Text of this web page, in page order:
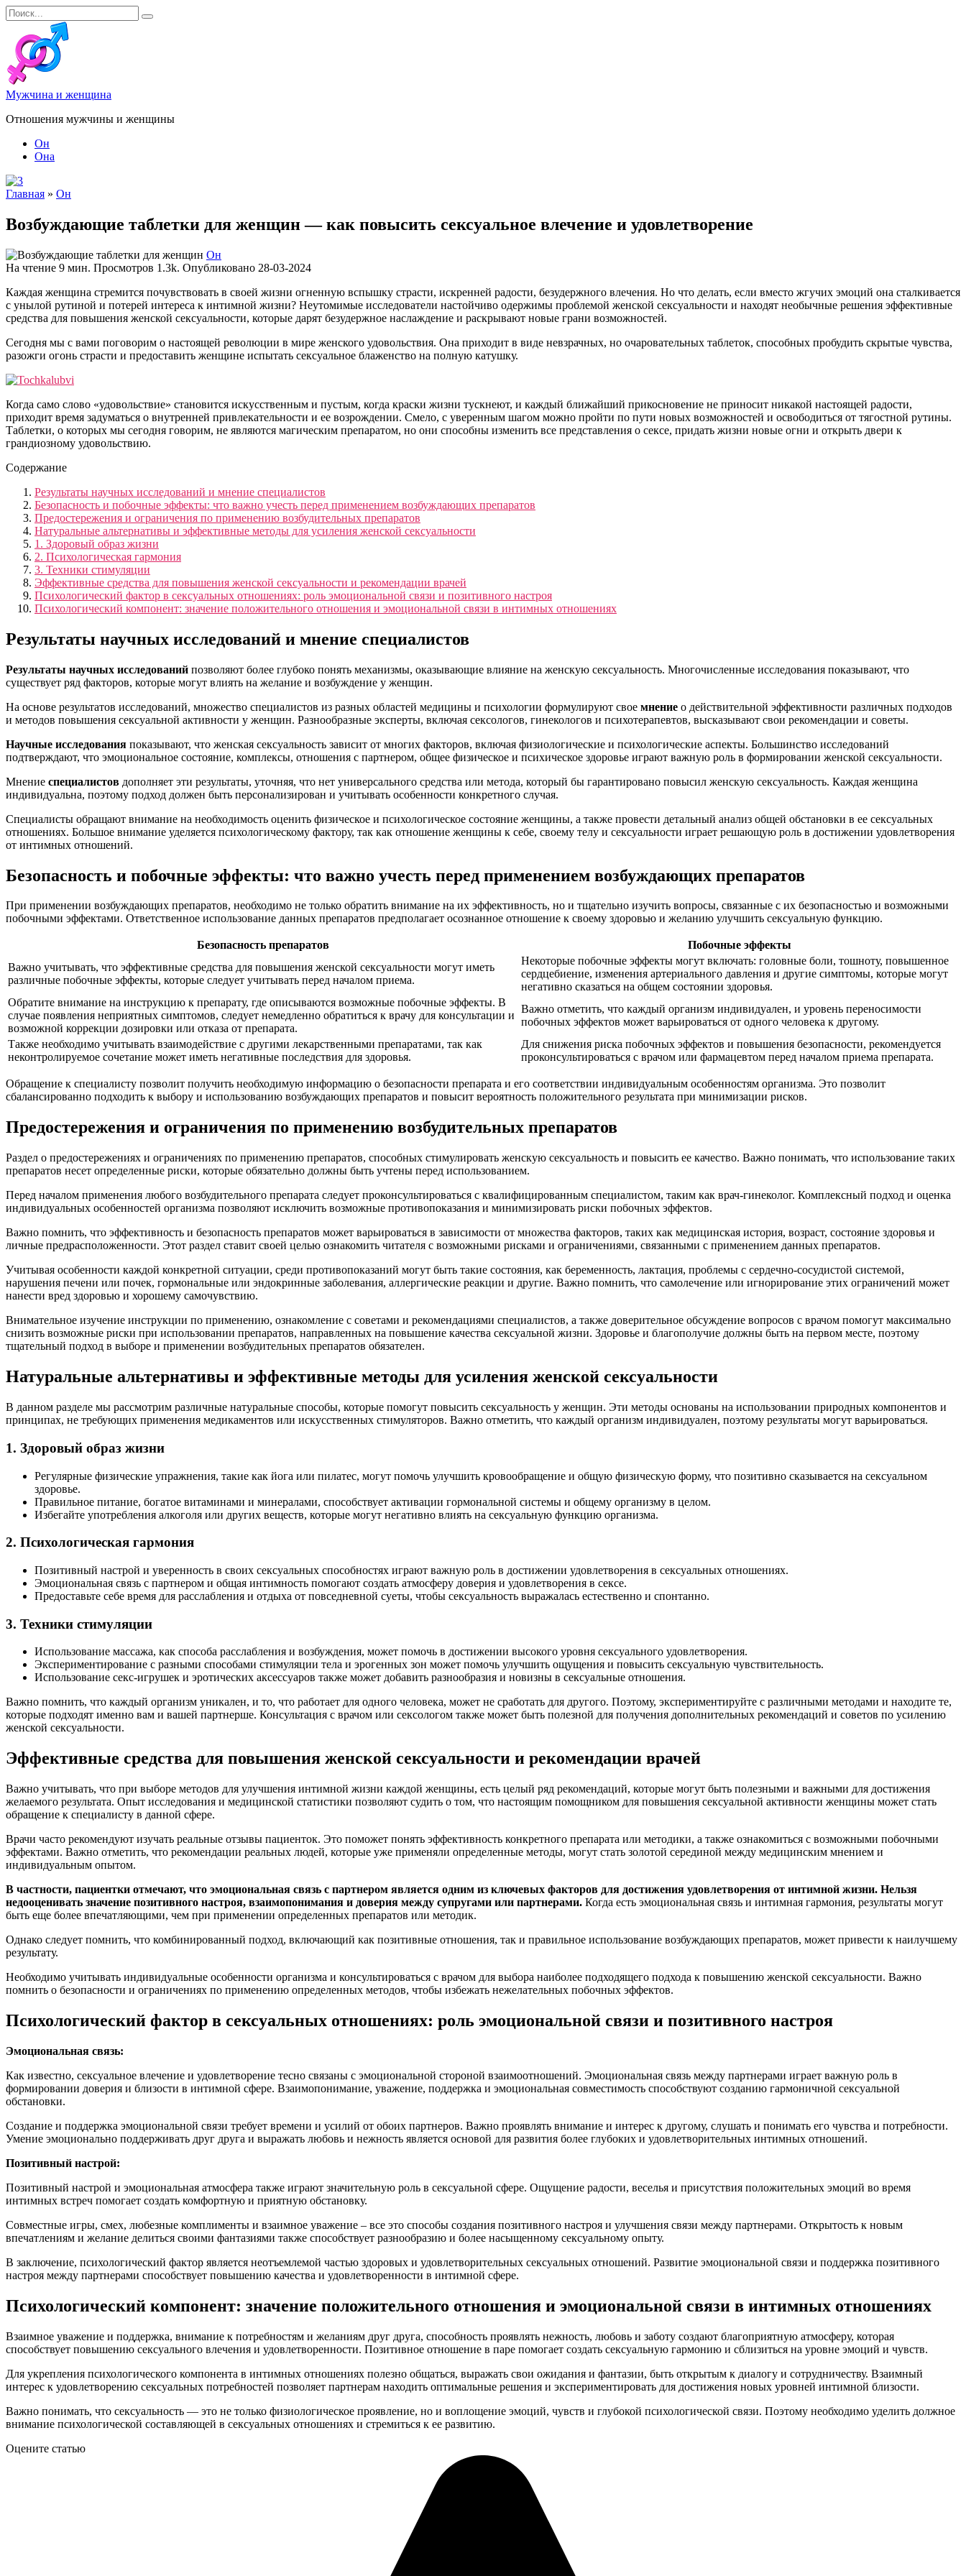
Перейти
к
содержанию
Search
for:
Мужчина и женщина
Отношения мужчины и женщины
Он
Она
Главная » Он
Возбуждающие таблетки для женщин — как повысить сексуальное влечение и удовлетворение
Он
На чтение 9 мин. Просмотров 1.3k. Опубликовано 28-03-2024
Каждая женщина стремится почувствовать в своей жизни огненную вспышку страсти, искренней радости, безудержного влечения. Но что делать, если вместо жгучих эмоций она сталкивается
с унылой рутиной и потерей интереса к интимной жизни? Неутомимые исследователи настойчиво одержимы проблемой женской сексуальности и находят необычные решения эффективные
средства для повышения женской сексуальности, которые дарят безудержное наслаждение и раскрывают новые грани возможностей.
Сегодня мы с вами поговорим о настоящей революции в мире женского удовольствия. Она приходит в виде невзрачных, но очаровательных таблеток, способных пробудить скрытые чувства,
разожги огонь страсти и предоставить женщине испытать сексуальное блаженство на полную катушку.
Когда само слово «удовольствие» становится искусственным и пустым, когда краски жизни тускнеют, и каждый ближайший прикосновение не приносит никакой настоящей радости,
приходит время задуматься о внутренней привлекательности и ее возрождении. Смело, с уверенным шагом можно пройти по пути новых возможностей и освободиться от тягостной рутины.
Таблетки, о которых мы сегодня говорим, не являются магическим препаратом, но они способны изменить все представления о сексе, придать жизни новые огни и открыть двери к
грандиозному удовольствию.
Содержание
Результаты научных исследований и мнение специалистов
Безопасность и побочные эффекты: что важно учесть перед применением возбуждающих препаратов
Предостережения и ограничения по применению возбудительных препаратов
Натуральные альтернативы и эффективные методы для усиления женской сексуальности
1. Здоровый образ жизни
2. Психологическая гармония
3. Техники стимуляции
Эффективные средства для повышения женской сексуальности и рекомендации врачей
Психологический фактор в сексуальных отношениях: роль эмоциональной связи и позитивного настроя
Психологический компонент: значение положительного отношения и эмоциональной связи в интимных отношениях
Результаты научных исследований и мнение специалистов
Результаты научных исследований позволяют более глубоко понять механизмы, оказывающие влияние на женскую сексуальность. Многочисленные исследования показывают, что
существует ряд факторов, которые могут влиять на желание и возбуждение у женщин.
На основе результатов исследований, множество специалистов из разных областей медицины и психологии формулируют свое мнение о действительной эффективности различных подходов
и методов повышения сексуальной активности у женщин. Разнообразные эксперты, включая сексологов, гинекологов и психотерапевтов, высказывают свои рекомендации и советы.
Научные исследования показывают, что женская сексуальность зависит от многих факторов, включая физиологические и психологические аспекты. Большинство исследований
подтверждают, что эмоциональное состояние, комплексы, отношения с партнером, общее физическое и психическое здоровье играют важную роль в формировании женской сексуальности.
Мнение специалистов дополняет эти результаты, уточняя, что нет универсального средства или метода, который бы гарантировано повысил женскую сексуальность. Каждая женщина
индивидуальна, поэтому подход должен быть персонализирован и учитывать особенности конкретного случая.
Специалисты обращают внимание на необходимость оценить физическое и психологическое состояние женщины, а также провести детальный анализ общей обстановки в ее сексуальных
отношениях. Большое внимание уделяется психологическому фактору, так как отношение женщины к себе, своему телу и сексуальности играет решающую роль в достижении удовлетворения
от интимных отношений.
Безопасность и побочные эффекты: что важно учесть перед применением возбуждающих препаратов
При применении возбуждающих препаратов, необходимо не только обратить внимание на их эффективность, но и тщательно изучить вопросы, связанные с их безопасностью и возможными
побочными эффектами. Ответственное использование данных препаратов предполагает осознанное отношение к своему здоровью и желанию улучшить сексуальную функцию.
Безопасность препаратов
Побочные эффекты
Важно учитывать, что эффективные средства для повышения женской сексуальности могут иметь
различные побочные эффекты, которые следует учитывать перед началом приема.
Некоторые побочные эффекты могут включать: головные боли, тошноту, повышенное
сердцебиение, изменения артериального давления и другие симптомы, которые могут
негативно сказаться на общем состоянии здоровья.
Обратите внимание на инструкцию к препарату, где описываются возможные побочные эффекты. В
случае появления неприятных симптомов, следует немедленно обратиться к врачу для консультации и
возможной коррекции дозировки или отказа от препарата.
Важно отметить, что каждый организм индивидуален, и уровень переносимости
побочных эффектов может варьироваться от одного человека к другому.
Также необходимо учитывать взаимодействие с другими лекарственными препаратами, так как
неконтролируемое сочетание может иметь негативные последствия для здоровья.
Для снижения риска побочных эффектов и повышения безопасности, рекомендуется
проконсультироваться с врачом или фармацевтом перед началом приема препарата.
Обращение к специалисту позволит получить необходимую информацию о безопасности препарата и его соответствии индивидуальным особенностям организма. Это позволит
сбалансированно подходить к выбору и использованию возбуждающих препаратов и повысит вероятность положительного результата при минимизации рисков.
Предостережения и ограничения по применению возбудительных препаратов
Раздел о предостережениях и ограничениях по применению препаратов, способных стимулировать женскую сексуальность и повысить ее качество. Важно понимать, что использование таких
препаратов несет определенные риски, которые обязательно должны быть учтены перед использованием.
Перед началом применения любого возбудительного препарата следует проконсультироваться с квалифицированным специалистом, таким как врач-гинеколог. Комплексный подход и оценка
индивидуальных особенностей организма позволяют исключить возможные противопоказания и минимизировать риски побочных эффектов.
Важно помнить, что эффективность и безопасность препаратов может варьироваться в зависимости от множества факторов, таких как медицинская история, возраст, состояние здоровья и
личные предрасположенности. Этот раздел ставит своей целью ознакомить читателя с возможными рисками и ограничениями, связанными с применением данных препаратов.
Учитывая особенности каждой конкретной ситуации, среди противопоказаний могут быть такие состояния, как беременность, лактация, проблемы с сердечно-сосудистой системой,
нарушения печени или почек, гормональные или эндокринные заболевания, аллергические реакции и другие. Важно помнить, что самолечение или игнорирование этих ограничений может
нанести вред здоровью и хорошему самочувствию.
Внимательное изучение инструкции по применению, ознакомление с советами и рекомендациями специалистов, а также доверительное обсуждение вопросов с врачом помогут максимально
снизить возможные риски при использовании препаратов, направленных на повышение качества сексуальной жизни. Здоровье и благополучие должны быть на первом месте, поэтому
тщательный подход в выборе и применении возбудительных препаратов обязателен.
Натуральные альтернативы и эффективные методы для усиления женской сексуальности
В данном разделе мы рассмотрим различные натуральные способы, которые помогут повысить сексуальность у женщин. Эти методы основаны на использовании природных компонентов и
принципах, не требующих применения медикаментов или искусственных стимуляторов. Важно отметить, что каждый организм индивидуален, поэтому результаты могут варьироваться.
1. Здоровый образ жизни
Регулярные физические упражнения, такие как йога или пилатес, могут помочь улучшить кровообращение и общую физическую форму, что позитивно сказывается на сексуальном
здоровье.
Правильное питание, богатое витаминами и минералами, способствует активации гормональной системы и общему организму в целом.
Избегайте употребления алкоголя или других веществ, которые могут негативно влиять на сексуальную функцию организма.
2. Психологическая гармония
Позитивный настрой и уверенность в своих сексуальных способностях играют важную роль в достижении удовлетворения в сексуальных отношениях.
Эмоциональная связь с партнером и общая интимность помогают создать атмосферу доверия и удовлетворения в сексе.
Предоставьте себе время для расслабления и отдыха от повседневной суеты, чтобы сексуальность выражалась естественно и спонтанно.
3. Техники стимуляции
Использование массажа, как способа расслабления и возбуждения, может помочь в достижении высокого уровня сексуального удовлетворения.
Экспериментирование с разными способами стимуляции тела и эрогенных зон может помочь улучшить ощущения и повысить сексуальную чувствительность.
Использование секс-игрушек и эротических аксессуаров также может добавить разнообразия и новизны в сексуальные отношения.
Важно помнить, что каждый организм уникален, и то, что работает для одного человека, может не сработать для другого. Поэтому, экспериментируйте с различными методами и находите те,
которые подходят именно вам и вашей партнерше. Консультация с врачом или сексологом также может быть полезной для получения дополнительных рекомендаций и советов по усилению
женской сексуальности.
Эффективные средства для повышения женской сексуальности и рекомендации врачей
Важно учитывать, что при выборе методов для улучшения интимной жизни каждой женщины, есть целый ряд рекомендаций, которые могут быть полезными и важными для достижения
желаемого результата. Опыт исследования и медицинской статистики позволяют судить о том, что настоящим помощником для повышения сексуальной активности женщины может стать
обращение к специалисту в данной сфере.
Врачи часто рекомендуют изучать реальные отзывы пациенток. Это поможет понять эффективность конкретного препарата или методики, а также ознакомиться с возможными побочными
эффектами. Важно отметить, что рекомендации реальных людей, которые уже применяли определенные методы, могут стать золотой серединой между медицинским мнением и
индивидуальным опытом.
В частности, пациентки отмечают, что эмоциональная связь с партнером является одним из ключевых факторов для достижения удовлетворения от интимной жизни. Нельзя
недооценивать значение позитивного настроя, взаимопонимания и доверия между супругами или партнерами. Когда есть эмоциональная связь и интимная гармония, результаты могут
быть еще более впечатляющими, чем при применении определенных препаратов или методик.
Однако следует помнить, что комбинированный подход, включающий как позитивные отношения, так и правильное использование возбуждающих препаратов, может привести к наилучшему
результату.
Необходимо учитывать индивидуальные особенности организма и консультироваться с врачом для выбора наиболее подходящего подхода к повышению женской сексуальности. Важно
помнить о безопасности и ограничениях по применению определенных методов, чтобы избежать нежелательных побочных эффектов.
Психологический фактор в сексуальных отношениях: роль эмоциональной связи и позитивного настроя
Эмоциональная связь:
Как известно, сексуальное влечение и удовлетворение тесно связаны с эмоциональной стороной взаимоотношений. Эмоциональная связь между партнерами играет важную роль в
формировании доверия и близости в интимной сфере. Взаимопонимание, уважение, поддержка и эмоциональная совместимость способствуют созданию гармоничной сексуальной
обстановки.
Создание и поддержка эмоциональной связи требует времени и усилий от обоих партнеров. Важно проявлять внимание и интерес к другому, слушать и понимать его чувства и потребности.
Умение эмоционально поддерживать друг друга и выражать любовь и нежность является основой для развития более глубоких и удовлетворительных интимных отношений.
Позитивный настрой:
Позитивный настрой и эмоциональная атмосфера также играют значительную роль в сексуальной сфере. Ощущение радости, веселья и присутствия положительных эмоций во время
интимных встреч помогает создать комфортную и приятную обстановку.
Совместные игры, смех, любезные комплименты и взаимное уважение – все это способы создания позитивного настроя и улучшения связи между партнерами. Открытость к новым
впечатлениям и желание делиться своими фантазиями также способствует разнообразию и более насыщенному сексуальному опыту.
В заключение, психологический фактор является неотъемлемой частью здоровых и удовлетворительных сексуальных отношений. Развитие эмоциональной связи и поддержка позитивного
настроя между партнерами способствует повышению качества и удовлетворенности в интимной сфере.
Психологический компонент: значение положительного отношения и эмоциональной связи в интимных отношениях
Взаимное уважение и поддержка, внимание к потребностям и желаниям друг друга, способность проявлять нежность, любовь и заботу создают благоприятную атмосферу, которая
способствует повышению сексуального влечения и удовлетворенности. Позитивное отношение в паре помогает создать сексуальную гармонию и сблизиться на уровне эмоций и чувств.
Для укрепления психологического компонента в интимных отношениях полезно общаться, выражать свои ожидания и фантазии, быть открытым к диалогу и сотрудничеству. Взаимный
интерес к удовлетворению сексуальных потребностей позволяет партнерам находить оптимальные решения и экспериментировать для достижения новых уровней интимной близости.
Важно понимать, что сексуальность — это не только физиологическое проявление, но и воплощение эмоций, чувств и глубокой психологической связи. Поэтому необходимо уделить должное
внимание психологической составляющей в сексуальных отношениях и стремиться к ее развитию.
Оцените статью